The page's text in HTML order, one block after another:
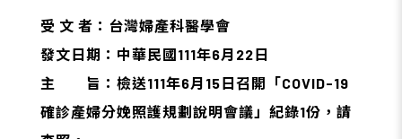
受 文 者：台灣婦產科醫學會
發文日期：中華民國111年6月22日
主 旨：檢送111年6月15日召開「COVID-19
確診產婦分娩照護規劃說明會議」紀錄1份，請